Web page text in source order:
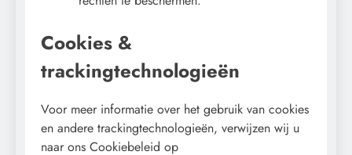
Cookies &
trackingtechnologieën
Voor meer informatie over het gebruik van cookies
en andere trackingtechnologieën, verwijzen wij u
naar ons Cookiebeleid op